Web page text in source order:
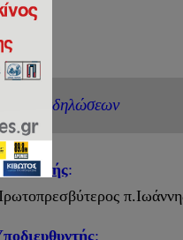
Γ. Εκδηλώσεων
:
: